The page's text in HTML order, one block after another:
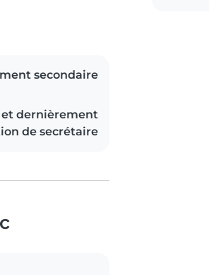
secondaire
et dernièrement
de secrétaire